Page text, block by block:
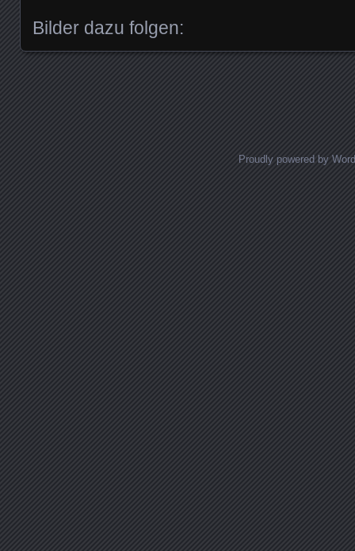
Bilder dazu folgen:
Proudly powered by